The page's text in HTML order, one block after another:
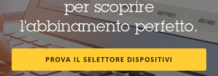
per scoprire
l'abbinamento perfetto.
PROVA IL SELETTORE DISPOSITIVI